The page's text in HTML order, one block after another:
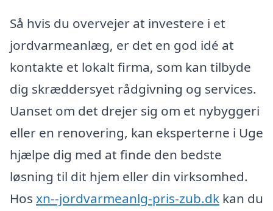
Så hvis du overvejer at investere i et
jordvarmeanlæg, er det en god idé at
kontakte et lokalt firma, som kan tilbyde
dig skræddersyet rådgivning og services.
Uanset om det drejer sig om et nybyggeri
eller en renovering, kan eksperterne i Uge
hjælpe dig med at finde den bedste
løsning til dit hjem eller din virksomhed.
Hos xn--jordvarmeanlg-pris-zub.dk kan du